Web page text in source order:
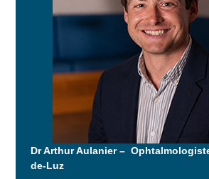
Dr Arthur Aulanier –
de-Luz